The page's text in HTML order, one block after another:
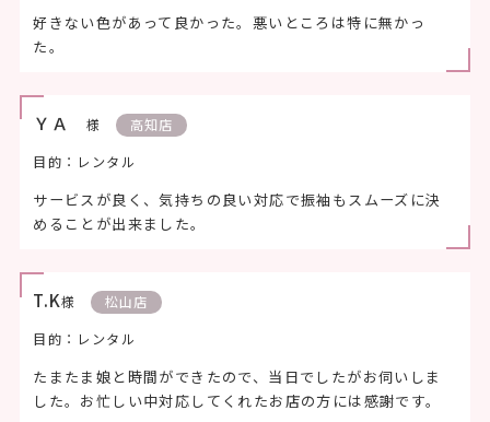
好きない色があって良かった。悪いところは特に無かっ
た。
ＹＡ様
高知店
目的：レンタル
サービスが良く、気持ちの良い対応で振袖もスムーズに決
めることが出来ました。
T.K様
松山店
目的：レンタル
たまたま娘と時間ができたので、当日でしたがお伺いしま
した。お忙しい中対応してくれたお店の方には感謝です。